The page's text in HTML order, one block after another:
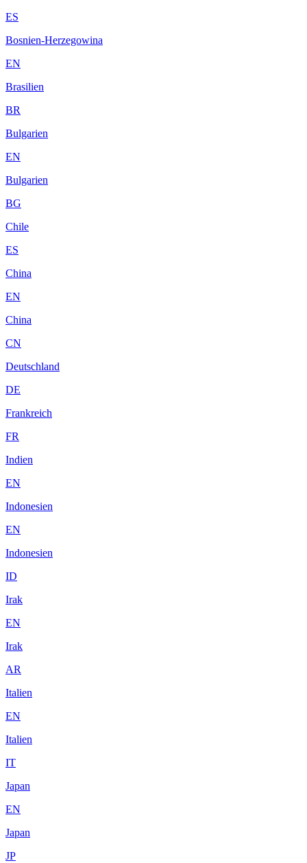
ES
Bosnien-Herzegowina
EN
Brasilien
BR
Bulgarien
EN
Bulgarien
BG
Chile
ES
China
EN
China
CN
Deutschland
DE
Frankreich
FR
Indien
EN
Indonesien
EN
Indonesien
ID
Irak
EN
Irak
AR
Italien
EN
Italien
IT
Japan
EN
Japan
JP